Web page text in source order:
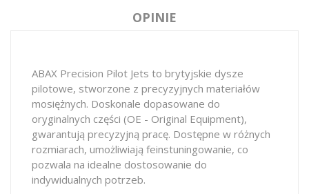
OPINIE
ABAX Precision Pilot Jets to brytyjskie dysze
pilotowe, stworzone z precyzyjnych materiałów
mosiężnych. Doskonale dopasowane do
oryginalnych części (OE - Original Equipment),
gwarantują precyzyjną pracę. Dostępne w różnych
rozmiarach, umożliwiają feinstuningowanie, co
pozwala na idealne dostosowanie do
indywidualnych potrzeb.